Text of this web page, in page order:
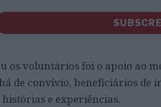
os voluntários foi o apoio ao
de convívio, beneficiários de
e experiências.